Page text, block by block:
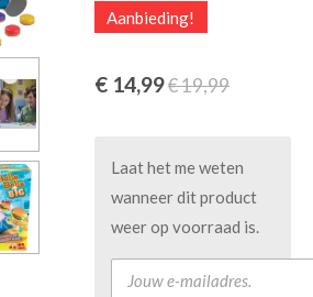
Aanbieding!
€ 14,99€ 19,99
Laat het me weten
wanneer dit product
weer op voorraad is.